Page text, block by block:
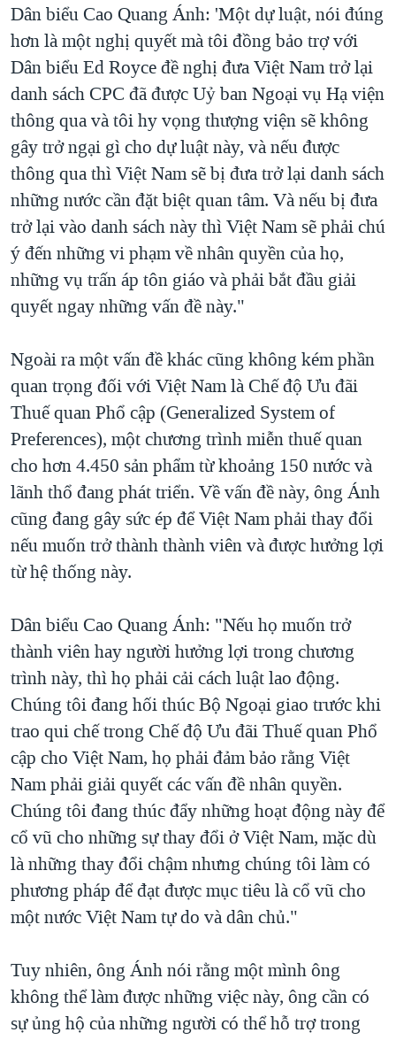
Dân biểu Cao Quang Ánh: 'Một dự luật, nói đúng
hơn là một nghị quyết mà tôi đồng bảo trợ với
Dân biểu Ed Royce đề nghị đưa Việt Nam trở lại
danh sách CPC đã được Uỷ ban Ngoại vụ Hạ viện
thông qua và tôi hy vọng thượng viện sẽ không
gây trở ngại gì cho dự luật này, và nếu được
thông qua thì Việt Nam sẽ bị đưa trở lại danh sách
những nước cần đặt biệt quan tâm. Và nếu bị đưa
trở lại vào danh sách này thì Việt Nam sẽ phải chú
ý đến những vi phạm về nhân quyền của họ,
những vụ trấn áp tôn giáo và phải bắt đầu giải
quyết ngay những vấn đề này."
Ngoài ra một vấn đề khác cũng không kém phần
quan trọng đối với Việt Nam là Chế độ Ưu đãi
Thuế quan Phổ cập (Generalized System of
Preferences), một chương trình miễn thuế quan
cho hơn 4.450 sản phẩm từ khoảng 150 nước và
lãnh thổ đang phát triển. Về vấn đề này, ông Ánh
cũng đang gây sức ép để Việt Nam phải thay đổi
nếu muốn trở thành thành viên và được hưởng lợi
từ hệ thống này.
Dân biểu Cao Quang Ánh: "Nếu họ muốn trở
thành viên hay người hưởng lợi trong chương
trình này, thì họ phải cải cách luật lao động.
Chúng tôi đang hối thúc Bộ Ngoại giao trước khi
trao qui chế trong Chế độ Ưu đãi Thuế quan Phổ
cập cho Việt Nam, họ phải đảm bảo rằng Việt
Nam phải giải quyết các vấn đề nhân quyền.
Chúng tôi đang thúc đẩy những hoạt động này để
cổ vũ cho những sự thay đổi ở Việt Nam, mặc dù
là những thay đổi chậm nhưng chúng tôi làm có
phương pháp để đạt được mục tiêu là cổ vũ cho
một nước Việt Nam tự do và dân chủ."
Tuy nhiên, ông Ánh nói rằng một mình ông
không thể làm được những việc này, ông cần có
sự ủng hộ của những người có thể hỗ trợ trong